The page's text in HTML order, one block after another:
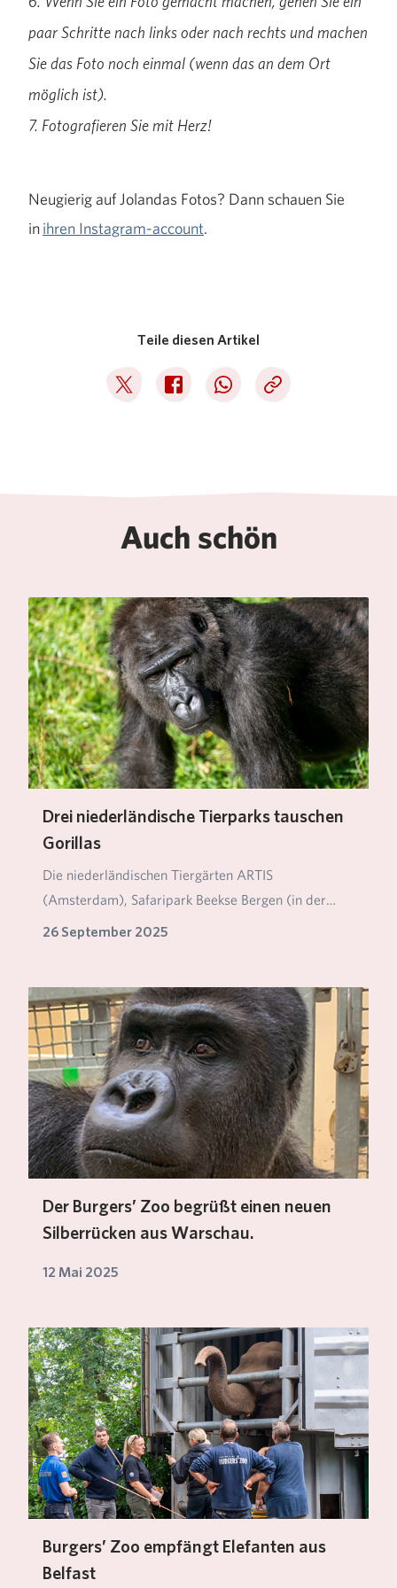
paar Schritte nach links oder nach rechts und machen
Sie das Foto noch einmal (wenn das an dem Ort
möglich ist).
7. Fotografieren Sie mit Herz!
Neugierig auf Jolandas Fotos? Dann schauen Sie
inihren Instagram-account.
Teile diesen Artikel
Deel op TwitterDeel op Facebook
Deel op WhatsApp
Kopieer link
Auch schön
Drei niederländische Tierparks tauschen
Gorillas
Die niederländischen Tiergärten ARTIS
(Amsterdam), Safaripark Beekse Bergen (in der
Nähe von Tilburg…
26 September 2025
Der Burgers’ Zoo begrüßt einen neuen
Silberrücken aus Warschau.
12 Mai 2025
Burgers’ Zoo empfängt Elefanten aus
Belfast